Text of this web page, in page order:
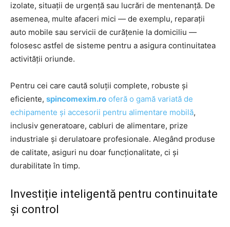
izolate, situații de urgență sau lucrări de mentenanță. De
asemenea, multe afaceri mici — de exemplu, reparații
auto mobile sau servicii de curățenie la domiciliu —
folosesc astfel de sisteme pentru a asigura continuitatea
activității oriunde.
Pentru cei care caută soluții complete, robuste și
eficiente, spincomexim.ro oferă o gamă variată de
echipamente și accesorii pentru alimentare mobilă,
inclusiv generatoare, cabluri de alimentare, prize
industriale și derulatoare profesionale. Alegând produse
de calitate, asiguri nu doar funcționalitate, ci și
durabilitate în timp.
Investiție inteligentă pentru continuitate
și control